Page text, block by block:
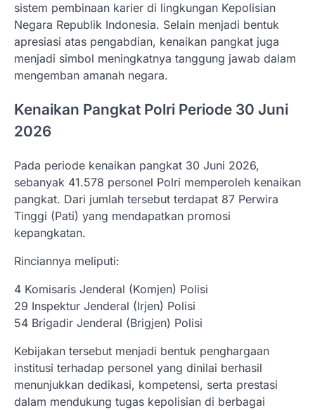
sistem pembinaan karier di lingkungan Kepolisian
Negara Republik Indonesia. Selain menjadi bentuk
apresiasi atas pengabdian, kenaikan pangkat juga
menjadi simbol meningkatnya tanggung jawab dalam
mengemban amanah negara.
Kenaikan Pangkat Polri Periode 30 Juni
2026
Pada periode kenaikan pangkat 30 Juni 2026,
sebanyak 41.578 personel Polri memperoleh kenaikan
pangkat. Dari jumlah tersebut terdapat 87 Perwira
Tinggi (Pati) yang mendapatkan promosi
kepangkatan.
Rinciannya meliputi:
4 Komisaris Jenderal (Komjen) Polisi
29 Inspektur Jenderal (Irjen) Polisi
54 Brigadir Jenderal (Brigjen) Polisi
Kebijakan tersebut menjadi bentuk penghargaan
institusi terhadap personel yang dinilai berhasil
menunjukkan dedikasi, kompetensi, serta prestasi
dalam mendukung tugas kepolisian di berbagai